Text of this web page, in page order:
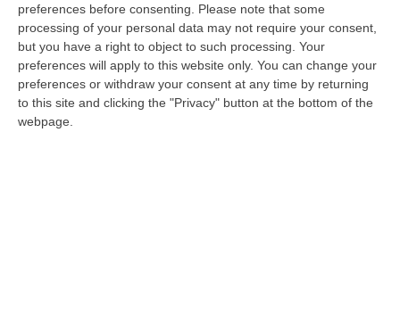
preferences before consenting. Please note that some
processing of your personal data may not require your consent,
but you have a right to object to such processing. Your
preferences will apply to this website only. You can change your
preferences or withdraw your consent at any time by returning
to this site and clicking the "Privacy" button at the bottom of the
webpage.
“CATANZARO Una prima volta destinata a lasciare un segno nella storia
della città. Catanzaro oggi celebra il suo primo Pride: colori, musica…
08 Agosto, 19:38
«Per Riaprire Hormuz Stop Ad Attacchi E Sanzioni»
“ROMA Per la riapertura dello Stretto di Hormuz l’Iran chiede agli Stati